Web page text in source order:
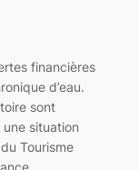
financières
d’eau.
sont
situation
Tourisme